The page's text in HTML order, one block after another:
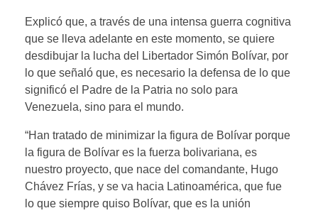
Explicó que, a través de una intensa guerra cognitiva
que se lleva adelante en este momento, se quiere
desdibujar la lucha del Libertador Simón Bolívar, por
lo que señaló que, es necesario la defensa de lo que
significó el Padre de la Patria no solo para
Venezuela, sino para el mundo.
“Han tratado de minimizar la figura de Bolívar porque
la figura de Bolívar es la fuerza bolivariana, es
nuestro proyecto, que nace del comandante, Hugo
Chávez Frías, y se va hacia Latinoamérica, que fue
lo que siempre quiso Bolívar, que es la unión